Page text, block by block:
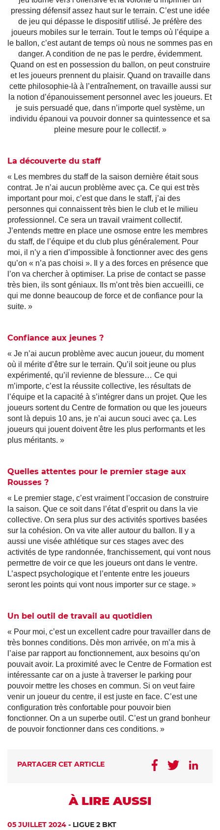
pressing défensif assez haut sur le terrain. C’est une idée
de jeu qui dépasse le dispositif utilisé. Je préfère des
joueurs mobiles sur le terrain. Tout le temps où l’équipe a
le ballon, c’est autant de temps où nous ne sommes pas en
danger. A condition de ne pas le perdre, évidemment.
Quand on est en possession du ballon, on peut construire
et les joueurs prennent du plaisir. Quand on travaille dans
cette philosophie-là à l’entraînement, on travaille aussi sur
la notion d’épanouissement personnel avec les joueurs. Et
je suis persuadé que, dans n’importe quel système, un
individu épanoui va pouvoir donner sa quintessence et sa
pleine mesure pour le collectif. »
La découverte du staff
« Les membres du staff de la saison dernière était sous
contrat. Je n’ai aucun problème avec ça. Ce qui est très
important pour moi, c’est que dans le staff, j’ai des
personnes qui connaissent très bien le club et le milieu
professionnel. Ce sera un travail vraiment collectif.
J’entends mettre en place une osmose entre les membres
du staff, de l’équipe et du club plus généralement. Pour
moi, il n’y a rien d’impossible à fonctionner avec des gens
qu’on « n’a pas choisi ». Il y a des forces en présence que
l’on va chercher à optimiser. La prise de contact se passe
très bien, ils sont géniaux. Ils m’ont très bien accueilli, ce
qui me donne beaucoup de force et de confiance pour la
suite. »
Confiance aux jeunes ?
« Je n’ai aucun problème avec aucun joueur, du moment
où il mérite d’être sur le terrain. Qu’il soit jeune ou plus
expérimenté, qu’il revienne de blessure… Ce qui
m’importe, c’est la réussite collective, les résultats de
l’équipe et la capacité à s’intégrer dans un projet. Que les
joueurs sortent du Centre de formation ou que les joueurs
sont là depuis 10 ans, je n’ai aucun souci avec ça. Les
joueurs qui jouent doivent être les plus performants et les
plus méritants. »
Quelles attentes pour le premier stage aux
Rousses ?
« Le premier stage, c’est vraiment l’occasion de construire
la saison. Que ce soit dans l’état d’esprit ou dans la vie
collective. On sera plus sur des activités sportives basées
sur la cohésion. On va vite aller autour du ballon. Il y a
aussi une visée athlétique sur ces stages avec des
activités de type randonnée, franchissement, qui vont nous
permettre de voir ce que les joueurs ont dans le ventre.
L’aspect psychologique et l’entente entre les joueurs
seront les points qui vont nous importer sur ce stage. »
Un bel outil de travail au quotidien
« Pour moi, c’est un excellent cadre pour travailler dans de
très bonnes conditions. Dès mon arrivée, on m’a mis à
l’aise par rapport au fonctionnement, aux besoins qu’on
pouvait avoir. La proximité avec le Centre de Formation est
intéressante car on a juste à traverser le parking pour
pouvoir mettre les choses en commun. Si on veut faire
venir un joueur du centre, il est juste en face. C’est une
configuration très confortable pour pouvoir bien
fonctionner. On a un superbe outil. C’est un grand bonheur
de pouvoir fonctionner dans ces conditions. »
PARTAGER CET ARTICLE
À LIRE AUSSI
05 JUILLET 2024 - LIGUE 2 BKT